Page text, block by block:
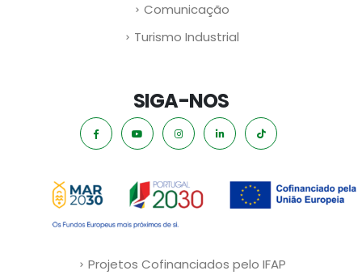
Comunicação
Turismo Industrial
SIGA-NOS
Projetos Cofinanciados pelo IFAP